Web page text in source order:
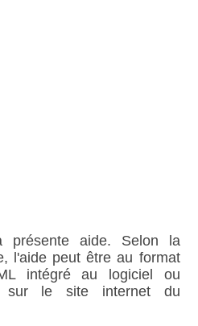
présente aide. Selon la
l'aide peut être au format
intégré au logiciel ou
sur le site internet du